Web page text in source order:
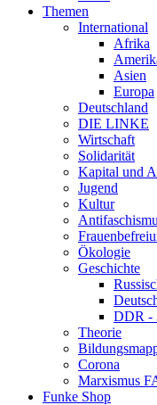
Themen
International
Afrika
Asien
Europa
Deutschland
DIE LINKE
Wirtschaft
Solidarität
Kapital und
Jugend
Kultur
Ökologie
Geschichte
DDR -
Theorie
Corona
Marxismus
Funke Shop